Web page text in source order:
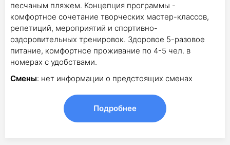
песчаным пляжем. Концепция программы -
комфортное сочетание творческих мастер-классов,
репетиций, мероприятий и спортивно-
оздоровительных тренировок. Здоровое 5-разовое
питание, комфортное проживание по 4-5 чел. в
номерах с удобствами.
Смены: нет информации о предстоящих сменах
Подробнее